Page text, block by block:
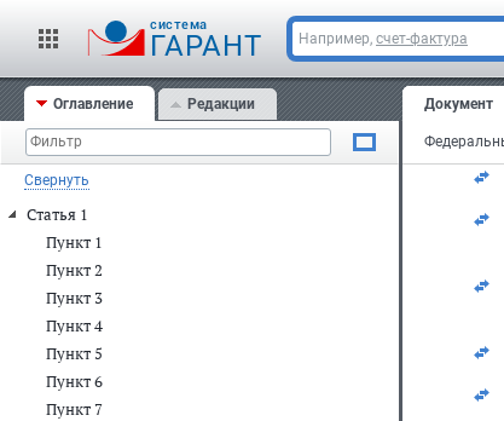
cистема
ГАРАНТ Например, счет-фактура
Оглавление Редакции
Свернуть
Статья 1
Пункт 1
Пункт 2
Пункт 3
Пункт 4
Пункт 5
Пункт 6
Пункт 7
Документ